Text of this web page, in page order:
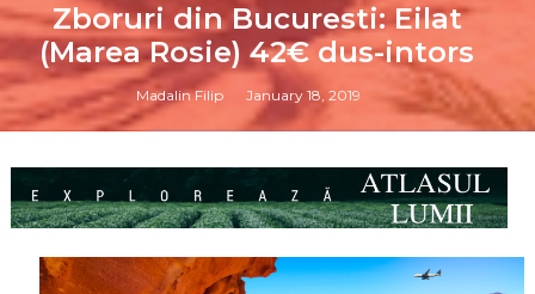
Zboruri din Bucuresti: Eilat
(Marea Rosie) 42€ dus-intors
Madalin Filip January 18, 2019